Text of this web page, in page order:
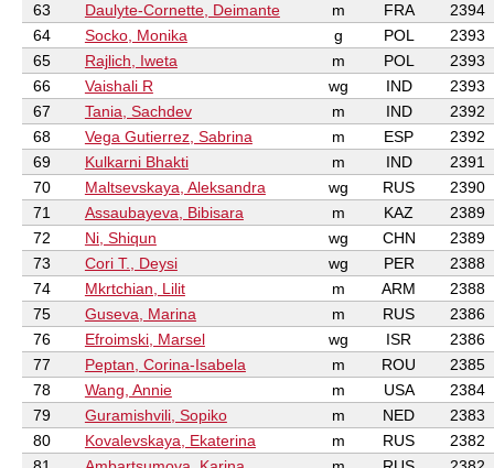
63
Daulyte-Cornette, Deimante m FRA
2394
64
Socko, Monika g POL
2393
65
Rajlich, Iweta m POL
2393
66
Vaishali R wg IND
2393
67
Tania, Sachdev m IND
2392
68
Vega Gutierrez, Sabrina m ESP
2392
69
Kulkarni Bhakti m IND
2391
70
Maltsevskaya, Aleksandra wg RUS
2390
71
Assaubayeva, Bibisara m KAZ
2389
72
Ni, Shiqun wg CHN
2389
73
Cori T., Deysi wg PER
2388
74
Mkrtchian, Lilit m ARM
2388
75
Guseva, Marina m RUS
2386
76
Efroimski, Marsel wg ISR
2386
77
Peptan, Corina-Isabela m ROU
2385
78
Wang, Annie m USA
2384
79
Guramishvili, Sopiko m NED
2383
80
Kovalevskaya, Ekaterina m RUS
2382